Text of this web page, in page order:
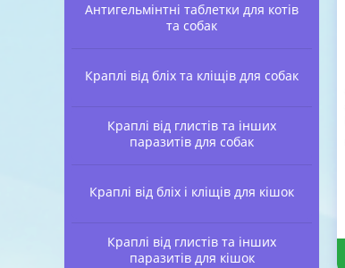
Антигельмінтні таблетки для котів
та собак
Краплі від бліх та кліщів для собак
Краплі від глистів та інших
паразитів для собак
Краплі від бліх і кліщів для кішок
Краплі від глистів та інших
паразитів для кішок